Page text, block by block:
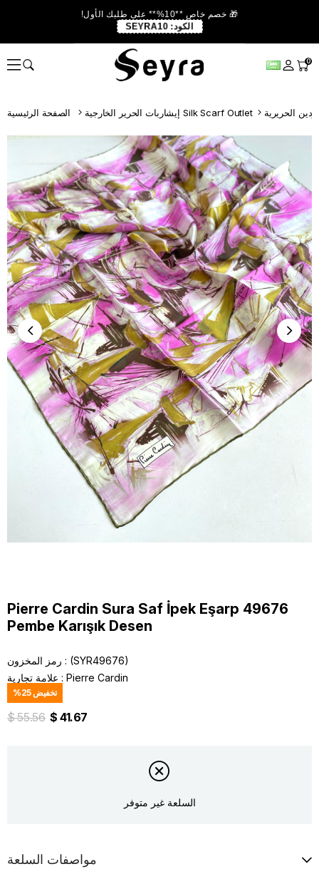
🎁 خصم خاص **10%** على طلبك الأول!
الكود: SEYRA10
0
إيشاربات الحرير الخارجية Silk Scarf Outlet
Pierre Cardin Sura Saf İpek Eşarp 49676
Pembe Karışık Desen
رمز المخزون
(SYR49676)
علامة تجارية : Pierre Cardin
%25تخفيض
$ 55.56 $ 41.67
السلعة غير متوفر
مواصفات السلعة